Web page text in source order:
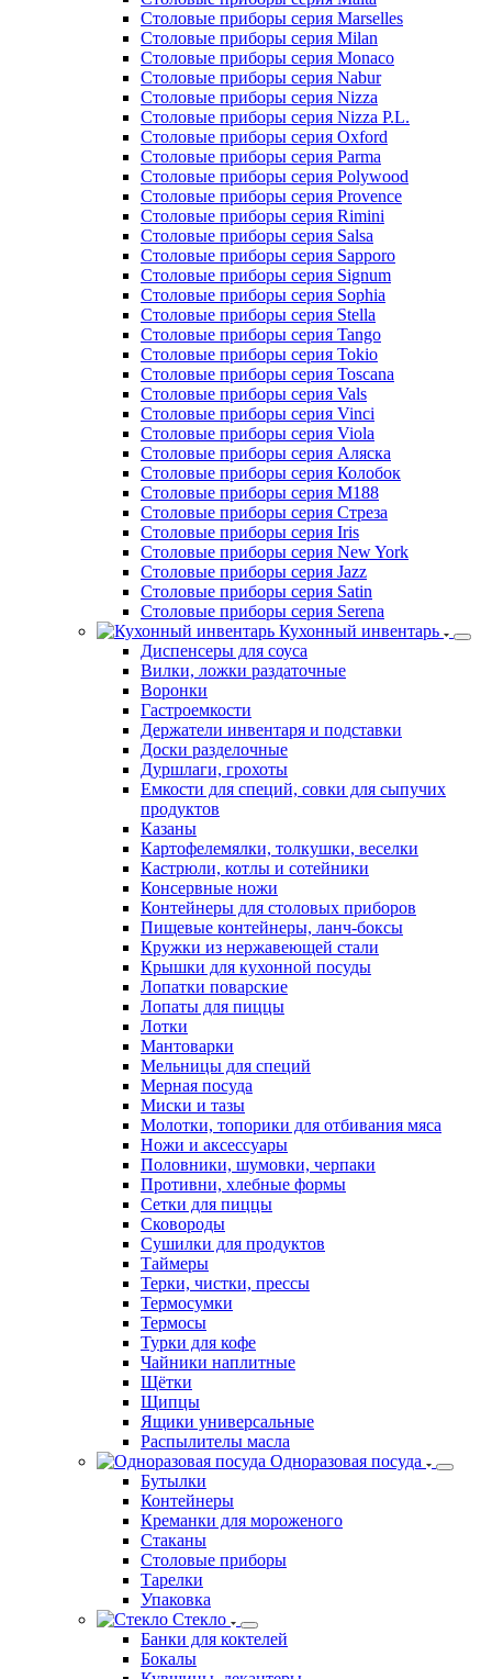
Столовые приборы серия Marselles
Столовые приборы серия Milan
Столовые приборы серия Monaco
Столовые приборы серия Nabur
Столовые приборы серия Nizza
Столовые приборы серия Nizza P.L.
Столовые приборы серия Oxford
Столовые приборы серия Parma
Столовые приборы серия Polywood
Столовые приборы серия Provence
Столовые приборы серия Rimini
Столовые приборы серия Salsa
Столовые приборы серия Sapporo
Столовые приборы серия Signum
Столовые приборы серия Sophia
Столовые приборы серия Stella
Столовые приборы серия Tango
Столовые приборы серия Tokio
Столовые приборы серия Toscana
Столовые приборы серия Vals
Столовые приборы серия Vinci
Столовые приборы серия Viola
Столовые приборы серия Аляска
Столовые приборы серия Колобок
Столовые приборы серия М188
Столовые приборы серия Стреза
Столовые приборы серия Iris
Столовые приборы серия New York
Столовые приборы серия Jazz
Столовые приборы серия Satin
Столовые приборы серия Serena
Кухонный инвентарь
Диспенсеры для соуса
Вилки, ложки раздаточные
Воронки
Гастроемкости
Держатели инвентаря и подставки
Доски разделочные
Дуршлаги, грохоты
Емкости для специй, совки для сыпучих
продуктов
Казаны
Картофелемялки, толкушки, веселки
Кастрюли, котлы и сотейники
Консервные ножи
Контейнеры для столовых приборов
Пищевые контейнеры, ланч-боксы
Кружки из нержавеющей стали
Крышки для кухонной посуды
Лопатки поварские
Лопаты для пиццы
Лотки
Мантоварки
Мельницы для специй
Мерная посуда
Миски и тазы
Молотки, топорики для отбивания мяса
Ножи и аксессуары
Половники, шумовки, черпаки
Противни, хлебные формы
Сетки для пиццы
Сковороды
Сушилки для продуктов
Таймеры
Терки, чистки, прессы
Термосумки
Термосы
Турки для кофе
Чайники наплитные
Щётки
Щипцы
Ящики универсальные
Распылителы масла
Одноразовая посуда
Бутылки
Контейнеры
Креманки для мороженого
Стаканы
Столовые приборы
Тарелки
Упаковка
Стекло
Банки для коктелей
Бокалы